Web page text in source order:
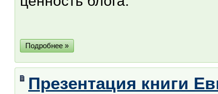
Подробнее »
Презентация книги